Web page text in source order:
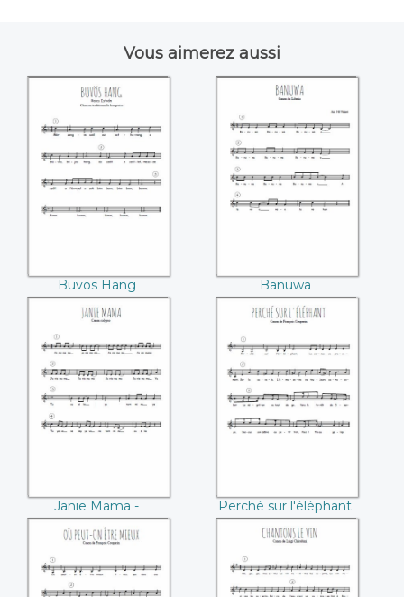
Vous aimerez aussi
Buvös Hang
Buvös Hang Banuwa
Janie Mama -
Calypso
Janie Mama -
Calypso
l'éléphant
(François Couperin)
Perché sur l'éléphant
(François Couperin)
Où peut-on être
Chantons le vin